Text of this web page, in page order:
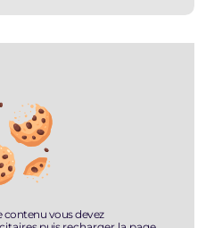
contenu vous devez